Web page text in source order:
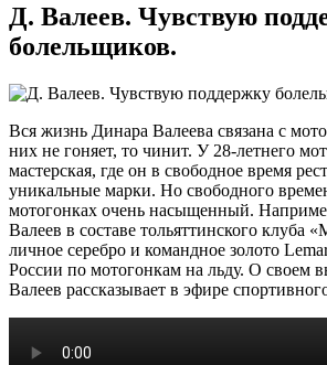
Д. Валеев. Чувствую
болельщиков.
Вся жизнь Динара Валеева связана с
них не гоняет, то чинит. У 28-летнего
мастерская, где он в свободное время
уникальные марки. Но свободного
мотогонках очень насыщенный.
Валеев в составе тольяттинского клуба
личное серебро и командное золото
России по мотогонкам на льду. О своем
Валеев рассказывает в эфире